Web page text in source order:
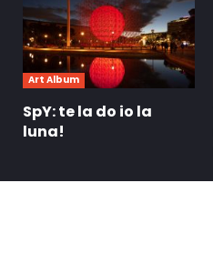
Art Album
SpY: te la do io la
luna!